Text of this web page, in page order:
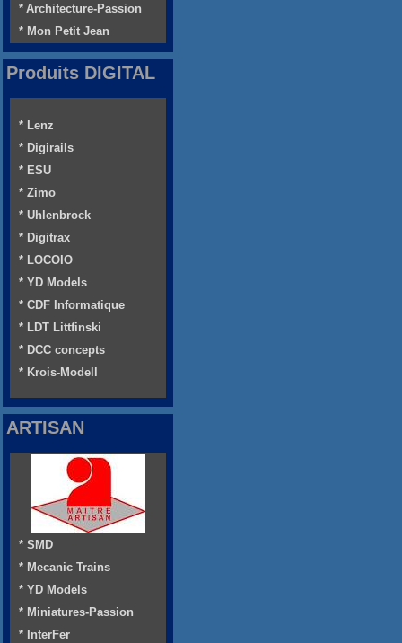
* Architecture-Passion
* Mon Petit Jean
Produits DIGITAL
* Lenz
* Digirails
* ESU
* Zimo
* Uhlenbrock
* Digitrax
* LOCOIO
* YD Models
* CDF Informatique
* LDT Littfinski
* DCC concepts
* Krois-Modell
ARTISAN
* SMD
* Mecanic Trains
* YD Models
* Miniatures-Passion
* InterFer